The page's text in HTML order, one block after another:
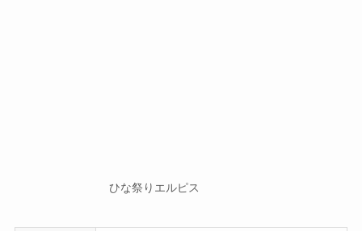
ひな祭りエルピス